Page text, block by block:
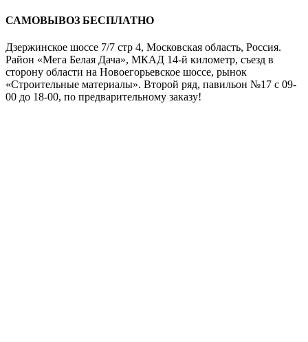
САМОВЫВОЗ БЕСПЛАТНО
Дзержинское шоссе 7/7 стр 4, Московская область, Россия.
Район «Мега Белая Дача», МКАД 14-й километр, съезд в
сторону области на Новоегорьевское шоссе, рынок
«Строительные материалы». Второй ряд, павильон №17 с 09-
00 до 18-00, по предварительному заказу!